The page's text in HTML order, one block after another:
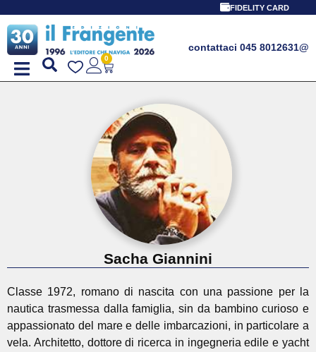
FIDELITY CARD
contattaci 045 8012631@
0
Sacha Giannini
Classe 1972, romano di nascita con una passione per la
nautica trasmessa dalla famiglia, sin da bambino curioso e
appassionato del mare e delle imbarcazioni, in particolare a
vela. Architetto, dottore di ricerca in ingegneria edile e yacht